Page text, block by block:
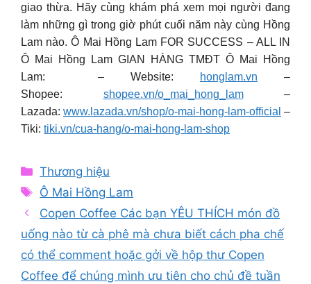
giao thừa. Hãy cùng khám phá xem mọi người đang
làm những gì trong giờ phút cuối năm này cùng Hồng
Lam nào. Ô Mai Hồng Lam FOR SUCCESS – ALL IN
Ô Mai Hồng Lam GIAN HÀNG TMĐT Ô Mai Hồng
Lam: – Website:
honglam.vn –
Shopee: shopee.vn/o_mai_hong_lam–
Lazada: www.lazada.vn/shop/o-mai-hong-lam-official –
Tiki: tiki.vn/cua-hang/o-mai-hong-lam-shop
Categories
Thương hiệu
Tags
Ô Mai Hồng Lam
Copen Coffee Các bạn YÊU THÍCH món đồ
uống nào từ cà phê mà chưa biết cách pha chế
có thể comment hoặc gởi về hộp thư Copen
Coffee để chúng mình ưu tiên cho chủ đề tuần